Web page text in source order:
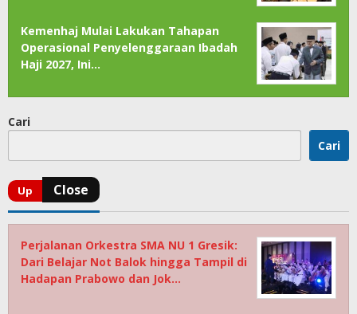
Kemenhaj Mulai Lakukan Tahapan
Operasional Penyelenggaraan Ibadah
Haji 2027, Ini…
Cari
Cari
Perjalanan Orkestra SMA NU 1 Gresik:
Dari Belajar Not Balok hingga Tampil di
Hadapan Prabowo dan Jok…